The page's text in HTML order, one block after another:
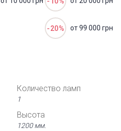
-20% от 99 000 грн
Количество ламп
1
Высота
1200 мм.